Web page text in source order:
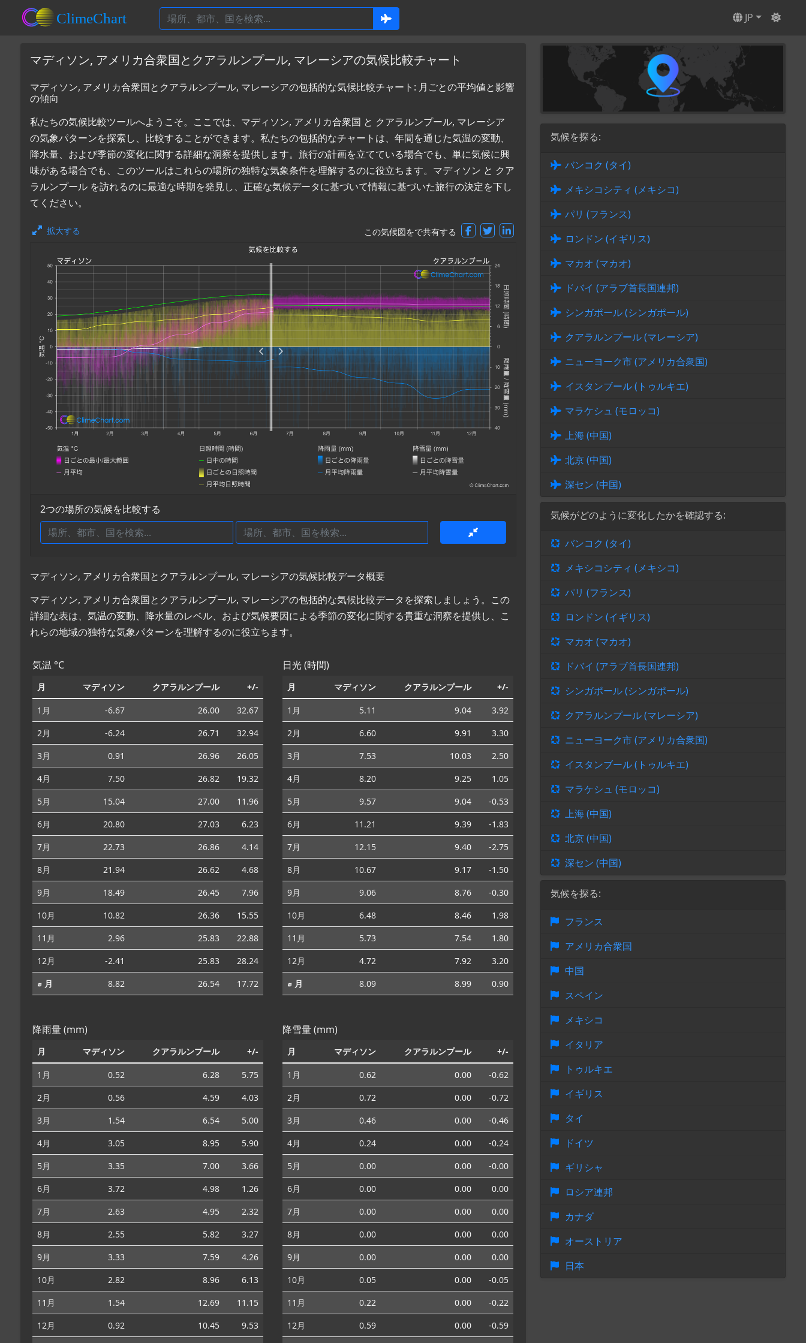
JP
マディソン, アメリカ合衆国とクアラルンプール, マレーシアの気候比較チャート
マディソン, アメリカ合衆国とクアラルンプール, マレーシアの包括的な気候比較チャート: 月ごとの平均値と影響
の傾向
私たちの気候比較ツールへようこそ。ここでは、マディソン, アメリカ合衆国 と クアラルンプール, マレーシア
の気象パターンを探索し、比較することができます。私たちの包括的なチャートは、年間を通じた気温の変動、
降水量、および季節の変化に関する詳細な洞察を提供します。旅行の計画を立てている場合でも、単に気候に興
味がある場合でも、このツールはこれらの場所の独特な気象条件を理解するのに役立ちます。マディソン と クア
ラルンプール を訪れるのに最適な時期を発見し、正確な気候データに基づいて情報に基づいた旅行の決定を下し
てください。
拡大する この気候図をで共有する
2つの場所の気候を比較する
マディソン, アメリカ合衆国とクアラルンプール, マレーシアの気候比較データ概要
マディソン, アメリカ合衆国とクアラルンプール, マレーシアの包括的な気候比較データを探索しましょう。この
詳細な表は、気温の変動、降水量のレベル、および気候要因による季節の変化に関する貴重な洞察を提供し、こ
れらの地域の独特な気象パターンを理解するのに役立ちます。
気温 °C
月 マディソン クアラルンプール +/-
1月 -6.67 26.00
32.67
2月
-6.24 26.71
32.94
3月
0.91 26.96
26.05
4月
7.50 26.82
19.32
5月
15.04 27.00
11.96
6月
20.80 27.03
6.23
7月
22.73 26.86
4.14
8月
21.94 26.62
4.68
9月
18.49 26.45
7.96
10月
10.82 26.36
15.55
11月
2.96 25.83
22.88
12月
-2.41 25.83
28.24
⌀ 月
8.82 26.54 17.72
日光 (時間)
月 マディソン クアラルンプール +/-
1月 5.11 9.04
3.92
2月
6.60 9.91
3.30
3月
7.53 10.03
2.50
4月
8.20 9.25
1.05
5月
9.57 9.04
-0.53
6月
11.21 9.39
-1.83
7月
12.15 9.40
-2.75
8月
10.67 9.17
-1.50
9月
9.06 8.76
-0.30
10月
6.48 8.46
1.98
11月
5.73 7.54
1.80
12月
4.72 7.92
3.20
⌀ 月
8.09 8.99 0.90
降雨量 (mm)
月 マディソン クアラルンプール +/-
1月 0.52 6.28
5.75
2月
0.56 4.59
4.03
3月
1.54 6.54
5.00
4月
3.05 8.95
5.90
5月
3.35 7.00
3.66
6月
3.72 4.98
1.26
7月
2.63 4.95
2.32
8月
2.55 5.82
3.27
9月
3.33 7.59
4.26
10月
2.82 8.96
6.13
11月
1.54 12.69
11.15
12月
0.92 10.45
9.53
降雪量 (mm)
月 マディソン クアラルンプール +/-
1月 0.62 0.00
-0.62
2月
0.72 0.00
-0.72
3月
0.46 0.00
-0.46
4月
0.24 0.00
-0.24
5月
0.00 0.00
-0.00
6月
0.00 0.00
0.00
7月
0.00 0.00
0.00
8月
0.00 0.00
0.00
9月
0.00 0.00
0.00
10月
0.05 0.00
-0.05
11月
0.22 0.00
-0.22
12月
0.59 0.00
-0.59
気候を探る:
バンコク (タイ)
メキシコシティ (メキシコ)
パリ (フランス)
ロンドン (イギリス)
マカオ (マカオ)
ドバイ (アラブ首長国連邦)
シンガポール (シンガポール)
クアラルンプール (マレーシア)
ニューヨーク市 (アメリカ合衆国)
イスタンブール (トゥルキエ)
マラケシュ (モロッコ)
上海 (中国)
北京 (中国)
深セン (中国)
気候がどのように変化したかを確認する:
バンコク (タイ)
メキシコシティ (メキシコ)
パリ (フランス)
ロンドン (イギリス)
マカオ (マカオ)
ドバイ (アラブ首長国連邦)
シンガポール (シンガポール)
クアラルンプール (マレーシア)
ニューヨーク市 (アメリカ合衆国)
イスタンブール (トゥルキエ)
マラケシュ (モロッコ)
上海 (中国)
北京 (中国)
深セン (中国)
気候を探る:
フランス
アメリカ合衆国
中国
スペイン
メキシコ
イタリア
トゥルキエ
イギリス
タイ
ドイツ
ギリシャ
ロシア連邦
カナダ
オーストリア
日本